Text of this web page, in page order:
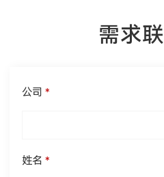
需求
公司*
姓名*